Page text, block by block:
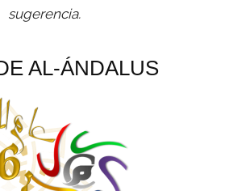
sugerencia.
AL-ÁNDALUS